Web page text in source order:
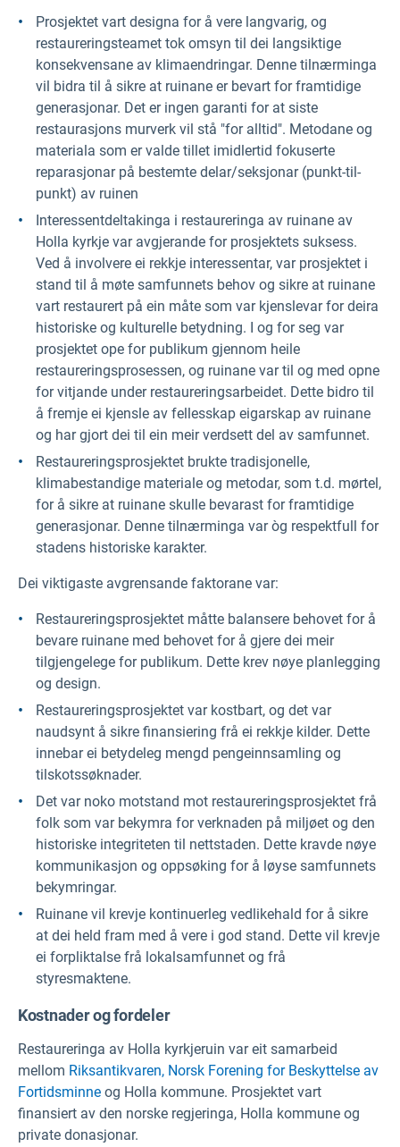
Prosjektet vart designa for å vere langvarig, og
restaureringsteamet tok omsyn til dei langsiktige
konsekvensane av klimaendringar. Denne tilnærminga
vil bidra til å sikre at ruinane er bevart for framtidige
generasjonar. Det er ingen garanti for at siste
restaurasjons murverk vil stå "for alltid". Metodane og
materiala som er valde tillet imidlertid fokuserte
reparasjonar på bestemte delar/seksjonar (punkt-til-
punkt) av ruinen
Interessentdeltakinga i restaureringa av ruinane av
Holla kyrkje var avgjerande for prosjektets suksess.
Ved å involvere ei rekkje interessentar, var prosjektet i
stand til å møte samfunnets behov og sikre at ruinane
vart restaurert på ein måte som var kjenslevar for deira
historiske og kulturelle betydning. I og for seg var
prosjektet ope for publikum gjennom heile
restaureringsprosessen, og ruinane var til og med opne
for vitjande under restaureringsarbeidet. Dette bidro til
å fremje ei kjensle av fellesskap eigarskap av ruinane
og har gjort dei til ein meir verdsett del av samfunnet.
Restaureringsprosjektet brukte tradisjonelle,
klimabestandige materiale og metodar, som t.d. mørtel,
for å sikre at ruinane skulle bevarast for framtidige
generasjonar. Denne tilnærminga var òg respektfull for
stadens historiske karakter.
Dei viktigaste avgrensande faktorane var:
Restaureringsprosjektet måtte balansere behovet for å
bevare ruinane med behovet for å gjere dei meir
tilgjengelege for publikum. Dette krev nøye planlegging
og design.
Restaureringsprosjektet var kostbart, og det var
naudsynt å sikre finansiering frå ei rekkje kilder. Dette
innebar ei betydeleg mengd pengeinnsamling og
tilskotssøknader.
Det var noko motstand mot restaureringsprosjektet frå
folk som var bekymra for verknaden på miljøet og den
historiske integriteten til nettstaden. Dette kravde nøye
kommunikasjon og oppsøking for å løyse samfunnets
bekymringar.
Ruinane vil krevje kontinuerleg vedlikehald for å sikre
at dei held fram med å vere i god stand. Dette vil krevje
ei forpliktalse frå lokalsamfunnet og frå
styresmaktene.
Kostnader og fordeler
Restaureringa av Holla kyrkjeruin var eit samarbeid
mellom Riksantikvaren, Norsk Forening for Beskyttelse av
Fortidsminne og Holla kommune. Prosjektet vart
finansiert av den norske regjeringa, Holla kommune og
private donasjonar.